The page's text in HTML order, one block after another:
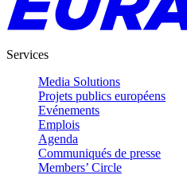
Services
Media Solutions
Projets publics européens
Evénements
Emplois
Agenda
Communiqués de presse
Members’ Circle